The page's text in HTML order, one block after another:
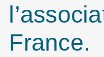
France.